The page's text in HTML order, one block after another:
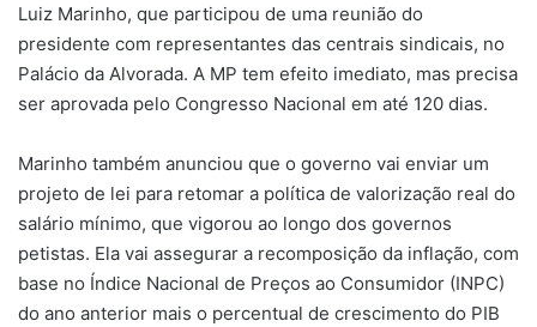
Luiz Marinho, que participou de uma reunião do
presidente com representantes das centrais sindicais, no
Palácio da Alvorada. A MP tem efeito imediato, mas precisa
ser aprovada pelo Congresso Nacional em até 120 dias.
Marinho também anunciou que o governo vai enviar um
projeto de lei para retomar a política de valorização real do
salário mínimo, que vigorou ao longo dos governos
petistas. Ela vai assegurar a recomposição da inflação, com
base no Índice Nacional de Preços ao Consumidor (INPC)
do ano anterior mais o percentual de crescimento do PIB